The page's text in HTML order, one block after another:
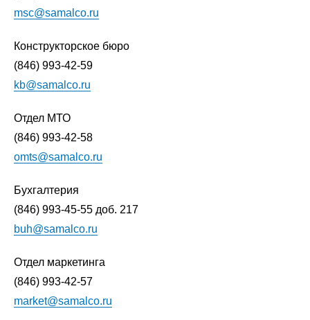
msc@samalco.ru
Конструкторское бюро
(846) 993-42-59
kb@samalco.ru
Отдел МТО
(846) 993-42-58
omts@samalco.ru
Бухгалтерия
(846) 993-45-55 доб. 217
buh@samalco.ru
Отдел маркетинга
(846) 993-42-57
market@samalco.ru